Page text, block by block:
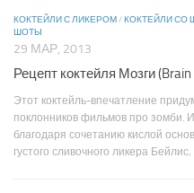
КОКТЕЙЛИ С ЛИКЕРОМ/КОКТЕЙЛИ СО
ШОТЫ
29 МАР, 2013
Рецепт коктейля Мозги
Этот коктейль-впечатление
поклонников фильмов про зомби.
благодаря сочетанию кислой
густого сливочного ликера